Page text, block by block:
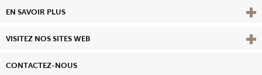
EN SAVOIR PLUS View
VISITEZ NOS SITES WEB
CONTACTEZ-NOUS